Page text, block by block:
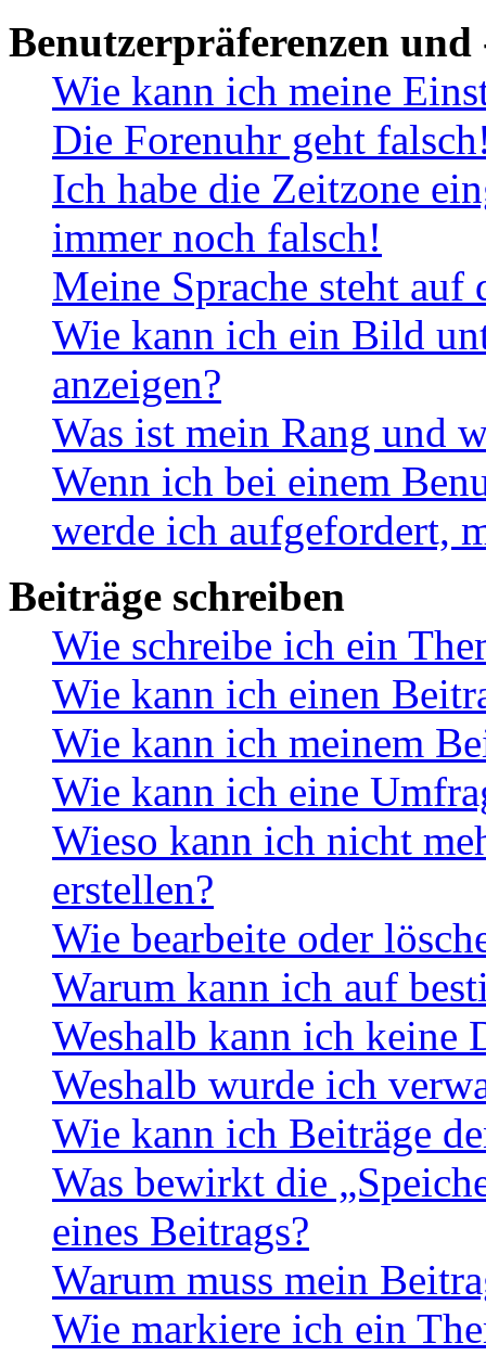
Benutzerpräferenzen und
Wie kann ich meine
Die Forenuhr geht
Ich habe die Zeitzone
immer noch falsch!
Meine Sprache steht
Wie kann ich ein Bild
anzeigen?
Was ist mein Rang und
Wenn ich bei einem
werde ich aufgefordert,
Beiträge schreiben
Wie schreibe ich ein
Wie kann ich einen
Wie kann ich meinem
Wie kann ich eine
Wieso kann ich nicht
erstellen?
Wie bearbeite oder
Warum kann ich auf
Weshalb kann ich keine
Weshalb wurde ich
Wie kann ich Beiträge
Was bewirkt die
eines Beitrags?
Warum muss mein
Wie markiere ich ein